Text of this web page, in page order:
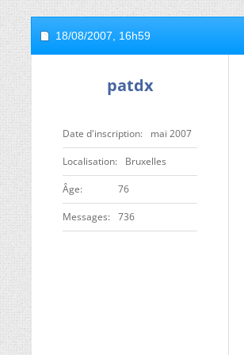
18/08/2007, 16h59
patdx
Date d'inscription mai 2007
Localisation Bruxelles
ge 76
Messages 736